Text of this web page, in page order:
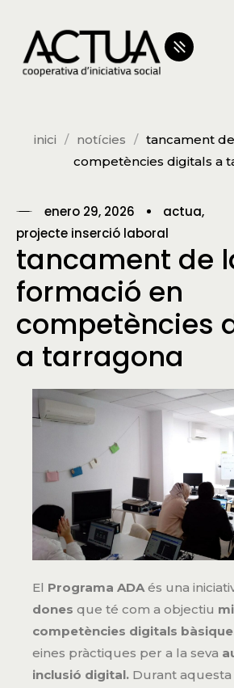
inici notícies
tancament
competències digitals a
enero 29, 2026
actua
projecte inserció laboral
tancament de
formació en
competències
a tarragona
El Programa ADAés una
dones que té com a objectiu
competències digitals
eines pràctiques per a la seva
inclusió digital. Durant aquesta